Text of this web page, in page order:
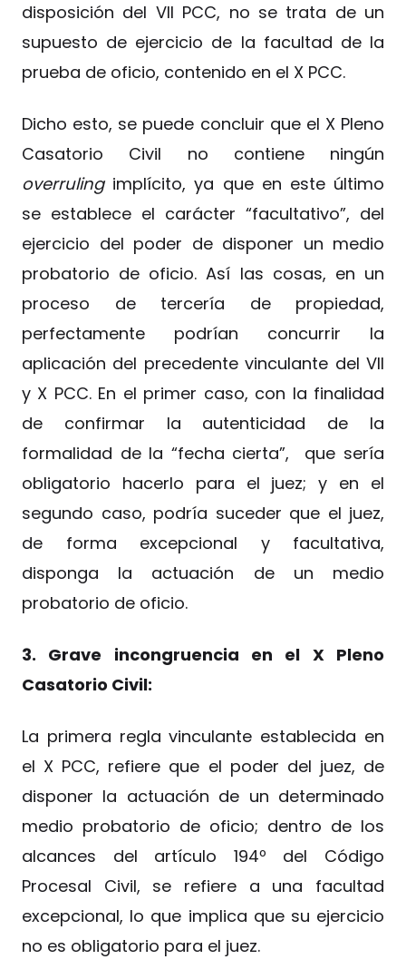
disposición del VII PCC, no se trata de un
supuesto de ejercicio de la facultad de la
prueba de oficio, contenido en el X PCC.
Dicho esto, se puede concluir que el X Pleno
Casatorio Civil no contiene ningún
overrulingimplícito, ya que en este último
se establece el carácter “facultativo”, del
ejercicio del poder de disponer un medio
probatorio de oficio. Así las cosas, en un
proceso de tercería de propiedad,
perfectamente podrían concurrir la
aplicación del precedente vinculante del VII
y X PCC. En el primer caso, con la finalidad
de confirmar la autenticidad de la
formalidad de la “fecha cierta”, que sería
obligatorio hacerlo para el juez; y en el
segundo caso, podría suceder que el juez,
de forma excepcional y facultativa,
disponga la actuación de un medio
probatorio de oficio.
3. Grave incongruencia en el X Pleno
Casatorio Civil:
La primera regla vinculante establecida en
el X PCC, refiere que el poder del juez, de
disponer la actuación de un determinado
medio probatorio de oficio; dentro de los
alcances del artículo 194º del Código
Procesal Civil, se refiere a una facultad
excepcional, lo que implica que su ejercicio
no es obligatorio para el juez.